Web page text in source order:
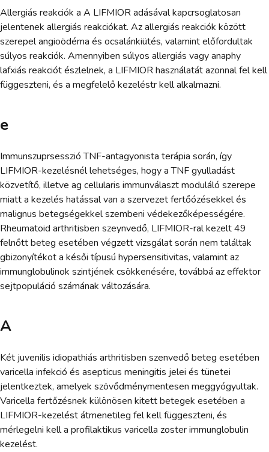
Allergiás reakciók a A LIFMIOR adásával kapcrsoglatosan
jelentenek allergiás reakciókat. Az allergiás reakciók között
szerepel angioödéma és ocsalánkiütés, valamint előfordultak
súlyos reakciók. Amennyiben súlyos allergiás vagy anaphy
lafxiás reakciót észlelnek, a LIFMIOR használatát azonnal fel kell
függeszteni, és a megfelelő kezeléstr kell alkalmazni.
e
Immunszuprsesszió TNF-antagyonista terápia során, így
LIFMIOR-kezelésnél lehetséges, hogy a TNF gyulladást
közvetítő, illetve ag cellularis immunválaszt moduláló szerepe
miatt a kezelés hatással van a szervezet fertőózésekkel és
malignus betegségekkel szembeni védekezőképességére.
Rheumatoid arthritisben szeynvedő, LIFMIOR-ral kezelt 49
felnőtt beteg esetében végzett vizsgálat során nem találtak
gbizonyítékot a késői típusú hypersensitivitas, valamint az
immunglobulinok szintjének csökkenésére, továbbá az effektor
sejtpopuláció számának változására.
A
Két juvenilis idiopathiás arthritisben szenvedő beteg esetében
varicella infekció és asepticus meningitis jelei és tünetei
jelentkeztek, amelyek szövődménymentesen meggyógyultak.
Varicella fertőzésnek különösen kitett betegek esetében a
LIFMIOR-kezelést átmenetileg fel kell függeszteni, és
mérlegelni kell a profilaktikus varicella zoster immunglobulin
kezelést.